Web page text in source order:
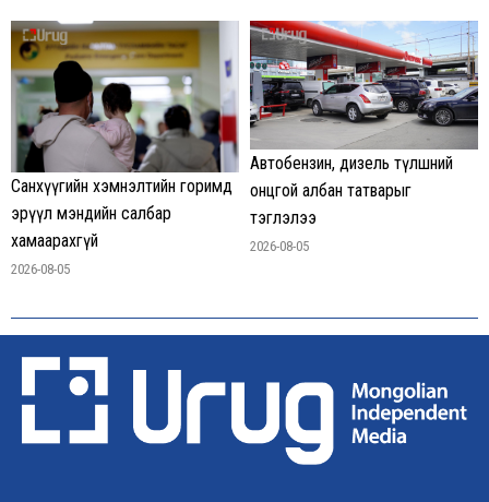
Санхүүгийн хэмнэлтийн горимд
эрүүл мэндийн салбар
хамаарахгүй
2026-08-05
Автобензин, дизель түлшний
онцгой албан татварыг
тэглэлээ
2026-08-05